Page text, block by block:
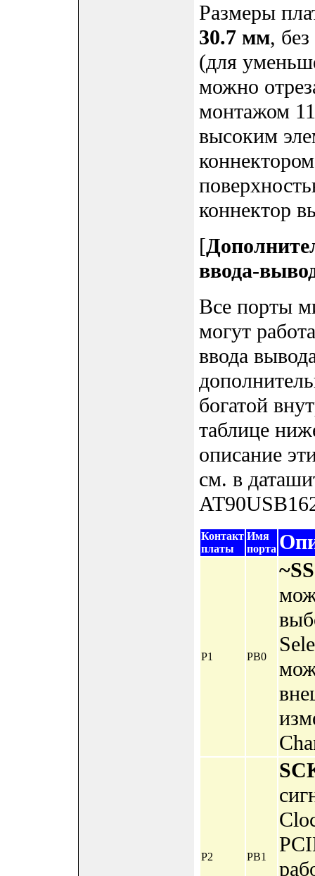
Размеры
30.7 мм,
(для
можно
монтажом
высоким
коннектор
[
ввода-
Все порты
могут
ввода
богатой
таблице
описание
см. в
Контакт
платы
Имя
порта
P1 PB0
~SS
P2 PB1